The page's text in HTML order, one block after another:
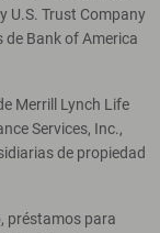
U.S. Trust Company
Bank of America
Merrill Lynch Life
Services, Inc.,
de propiedad
préstamos para